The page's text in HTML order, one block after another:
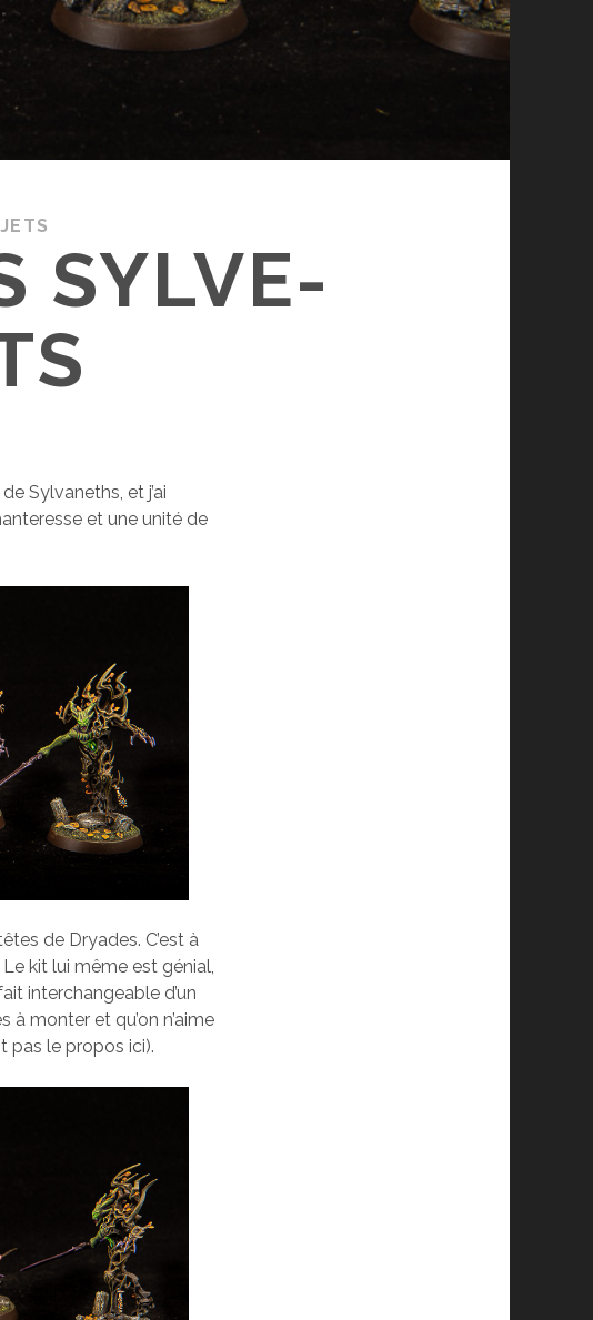
SYLVE-
Sylvaneths, et j’ai
et une unité de
de Dryades. C’est à
kit lui même est génial,
interchangeable d’un
à monter et qu’on n’aime
pas le propos ici).